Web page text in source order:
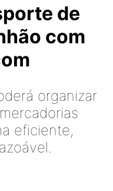
de
com
organizar
eficiente,